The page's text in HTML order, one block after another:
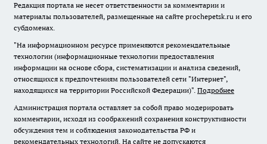
Редакция портала не несет ответственности за комментарии и
материалы пользователей, размещенные на сайте prochepetsk.ru и его
субдоменах.
"На информационном ресурсе применяются рекомендательные
технологии (информационные технологии предоставления
информации на основе сбора, систематизации и анализа сведений,
относящихся к предпочтениям пользователей сети "Интернет",
находящихся на территории Российской Федерации)". Подробнее
Администрация портала оставляет за собой право модерировать
комментарии, исходя из соображений сохранения конструктивности
обсуждения тем и соблюдения законодательства РФ и
рекомендательных технологий. На сайте не допускаются